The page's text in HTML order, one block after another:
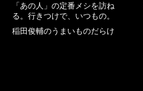
「あの人」の定番メシを訪ね
る。行きつけで、いつもの。
稲田俊輔のうまいものだらけ